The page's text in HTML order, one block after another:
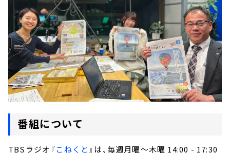
番組について
TBSラジオ『こねくと 』は、毎週月曜～木曜 14:00 - 17:30